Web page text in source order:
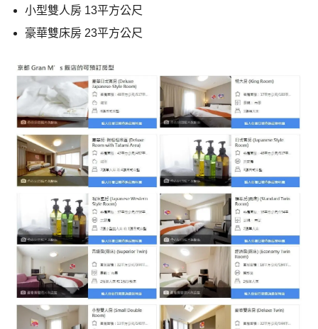
小型雙人房 13平方公尺
豪華雙床房 23平方公尺